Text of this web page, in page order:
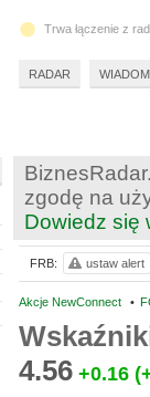
zgodę na
Dowiedz się
Akcje NewConnect •
4.56 +0.16
FRB: ustaw alert
48
Trwa łączenie z
RADAR